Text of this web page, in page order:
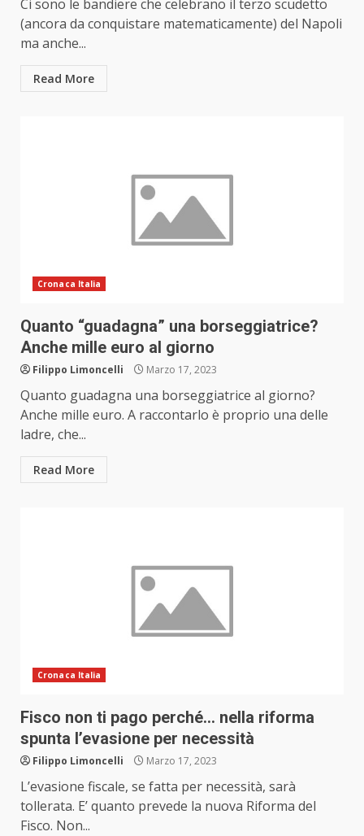
Ci sono le bandiere che celebrano il terzo scudetto
(ancora da conquistare matematicamente) del Napoli
ma anche...
Read More
Cronaca Italia
Quanto “guadagna” una borseggiatrice?
Anche mille euro al giorno
Filippo Limoncelli Marzo 17, 2023
Quanto guadagna una borseggiatrice al giorno?
Anche mille euro. A raccontarlo è proprio una delle
ladre, che...
Read More
Cronaca Italia
Fisco non ti pago perché… nella riforma
spunta l’evasione per necessità
Filippo Limoncelli Marzo 17, 2023
L’evasione fiscale, se fatta per necessità, sarà
tollerata. E’ quanto prevede la nuova Riforma del
Fisco. Non...